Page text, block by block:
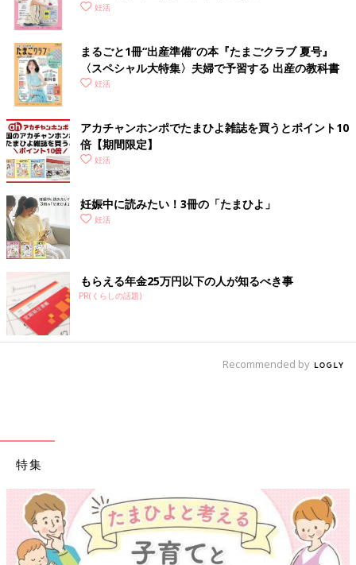
妊活
まるごと1冊“出産準備”の本『たまごクラブ 夏号』
〈スペシャル大特集〉夫婦で予習する 出産の教科書
妊活
アカチャンホンポでたまひよ雑誌を買うとポイント10
倍【期間限定】
妊活
妊娠中に読みたい！3冊の「たまひよ」
妊活
もらえる年金25万円以下の人が知るべき事
PR(くらしの話題)
Recommended by
特集